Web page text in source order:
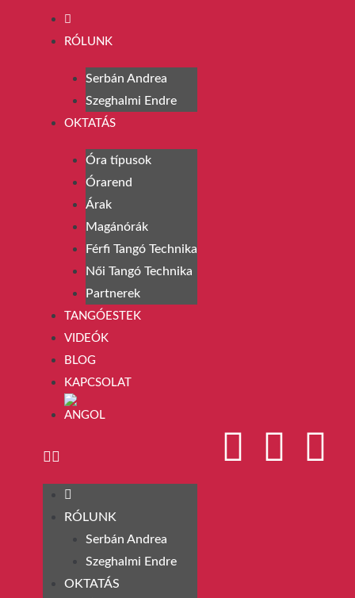
RÓLUNK
Serbán Andrea
Szeghalmi Endre
OKTATÁS
Óra típusok
Órarend
Árak
Magánórák
Férfi Tangó Technika
Női Tangó Technika
Partnerek
TANGÓESTEK
VIDEÓK
BLOG
KAPCSOLAT
RÓLUNK
Serbán Andrea
Szeghalmi Endre
OKTATÁS